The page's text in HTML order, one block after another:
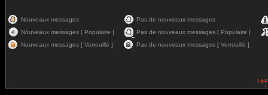
Nouveaux messages
Pas de nouveaux messages
Nouveaux messages [ Populaire ]
Pas de nouveaux messages [ Populaire ]
Nouveaux messages [ Verrouillé ]
Pas de nouveaux messages [ Verrouillé ]